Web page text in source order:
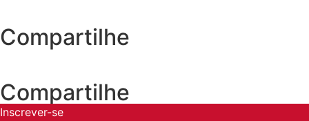
Compartilhe
Compartilhe
Inscrever-se